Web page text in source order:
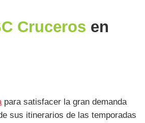
Cruceros en
para satisfacer la gran demanda
sus itinerarios de las temporadas